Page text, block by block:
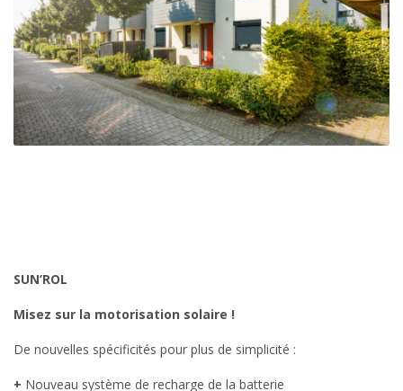
SUN’ROL
Misez sur la motorisation solaire !
De nouvelles spécificités pour plus de simplicité :
+ Nouveau système de recharge de la batterie